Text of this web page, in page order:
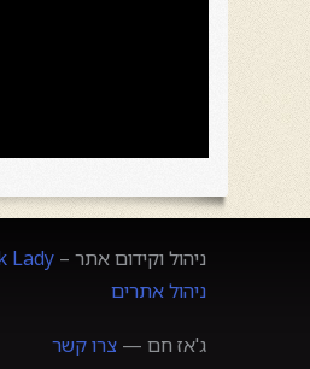
ניהול וקידום אתר – Lady
ניהול אתרים
ג'אז חם — צרו קשר